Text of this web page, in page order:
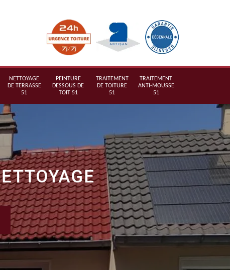
NETTOYAGE
DE TERRASSE
51
PEINTURE
DESSOUS DE
TOIT 51
TRAITEMENT
DE TOITURE
51
TRAITEMENT
ANTI-MOUSSE
51